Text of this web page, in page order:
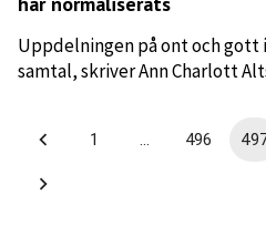
Uppdelningen på ont och
samtal, skriver Ann Charlott
1 496